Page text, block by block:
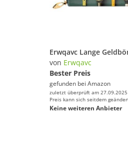
von Erwqavc
Bester Preis
gefunden bei Amazon
zuletzt überprüft am
Preis kann sich seitdem
Keine weiteren Anbieter